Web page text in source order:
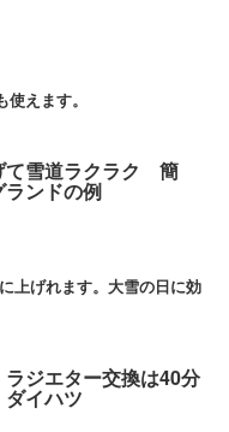
えます。
て雪道ラクラク 簡
ンドの例
上げれます。大雪の日に効
ジエター交換は40分
イハツ